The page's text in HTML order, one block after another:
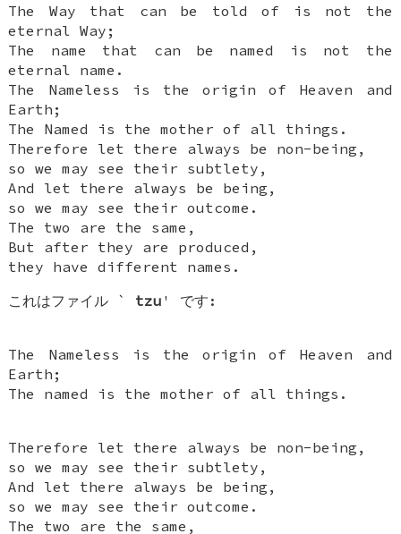
The Way that can be told of is not the
eternal Way;
The name that can be named is not the
eternal name.
The Nameless is the origin of Heaven and
Earth;
The Named is the mother of all things.
Therefore let there always be non-being,
so we may see their subtlety,
And let there always be being,
so we may see their outcome.
The two are the same,
But after they are produced,
they have different names.
これはファイル ` tzu ' です:
The Nameless is the origin of Heaven and
Earth;
The named is the mother of all things.
Therefore let there always be non-being,
so we may see their subtlety,
And let there always be being,
so we may see their outcome.
The two are the same,